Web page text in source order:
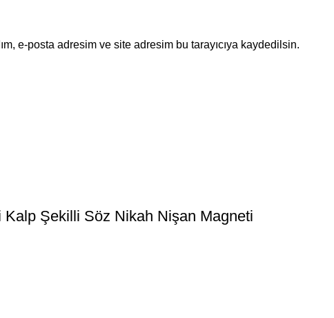
e-posta adresim ve site adresim bu tarayıcıya kaydedilsin.
Şekilli Söz Nikah Nişan Magneti